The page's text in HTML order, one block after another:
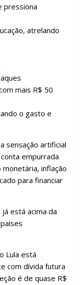
pressiona
atrelando
mais R$ 50
o gasto e
sensação artificial
empurrada
inflação
para financiar
está acima da
Lula está
com dívida futura
é de quase R$